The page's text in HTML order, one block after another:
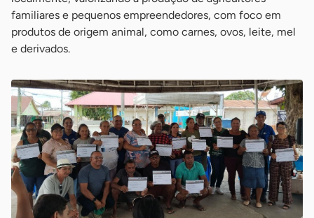
familiares e pequenos empreendedores, com foco em
produtos de origem animal, como carnes, ovos, leite, mel
e derivados.